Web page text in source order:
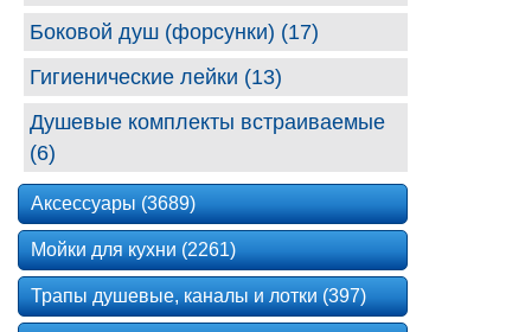
Боковой душ (форсунки) (17)
Гигиенические лейки (13)
Душевые комплекты встраиваемые
(6)
Аксессуары (3689)
Мойки для кухни (2261)
Трапы душевые, каналы и лотки (397)